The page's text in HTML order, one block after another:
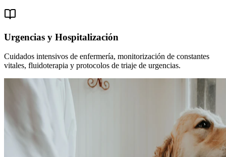
Urgencias y Hospitalización
Cuidados intensivos de enfermería, monitorización de constantes
vitales, fluidoterapia y protocolos de triaje de urgencias.